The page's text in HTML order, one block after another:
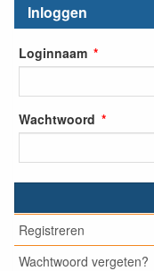
Inloggen
Loginnaam
Wachtwoord
Registreren
Wachtwoord vergeten?